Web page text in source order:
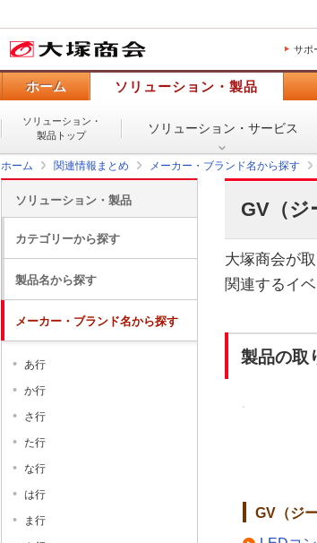
サポ
ホーム ソリューション・製品
ソリューション・
製品トップ
ソリューション・ サービス
ホーム 関連情報まとめ メーカー・ブランド名から探す
GV（ジ
大塚商会が
関連するイ
製品の取
GV（ジ
ソリューション・製品
カテゴリーから探す
製品名から探す
メーカー・ブランド名から探す
あ行
か行
さ行
た行
な行
は行
ま行